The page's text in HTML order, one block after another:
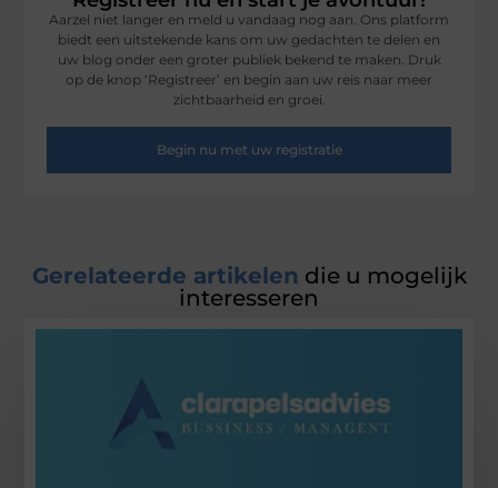
Aarzel niet langer en meld u vandaag nog aan. Ons platform
biedt een uitstekende kans om uw gedachten te delen en
uw blog onder een groter publiek bekend te maken. Druk
op de knop ‘Registreer’ en begin aan uw reis naar meer
zichtbaarheid en groei.
Begin nu met uw registratie
Gerelateerde artikelen die u mogelijk
interesseren